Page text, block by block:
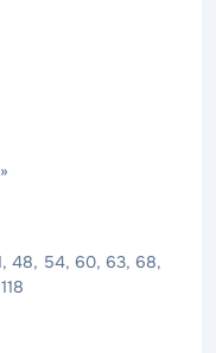
48, 54, 60, 63, 68,